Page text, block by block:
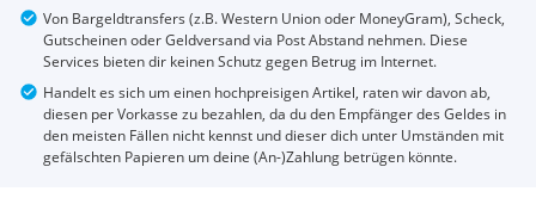
Von Bargeldtransfers (z.B. Western Union oder MoneyGram), Scheck,
Gutscheinen oder Geldversand via Post Abstand nehmen. Diese
Services bieten dir keinen Schutz gegen Betrug im Internet.
Handelt es sich um einen hochpreisigen Artikel, raten wir davon ab,
diesen per Vorkasse zu bezahlen, da du den Empfänger des Geldes in
den meisten Fällen nicht kennst und dieser dich unter Umständen mit
gefälschten Papieren um deine (An-)Zahlung betrügen könnte.